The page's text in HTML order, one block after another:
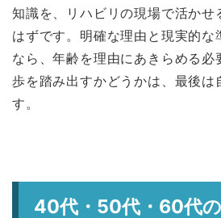
知識を、リハビリの現場で活かせ
はずです。明確な理由と現実的な
なら、年齢を理由にあきらめる必
歩を踏み出すかどうかは、最後は
す。
40代・50代・60代